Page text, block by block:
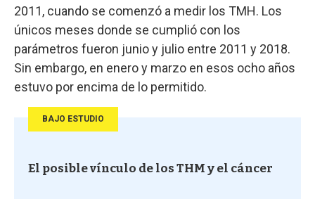
2011, cuando se comenzó a medir los TMH. Los
únicos meses donde se cumplió con los
parámetros fueron junio y julio entre 2011 y 2018.
Sin embargo, en enero y marzo en esos ocho años
estuvo por encima de lo permitido.
BAJO ESTUDIO
El posible vínculo de los THM y el cáncer